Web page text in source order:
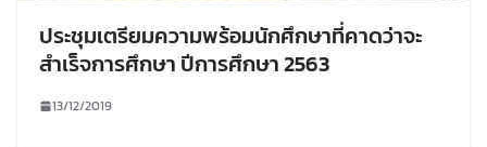
ประชุมเตรียมความพร้อมนักศึกษาที่คาดว่าจะ
สำเร็จการศึกษา ปีการศึกษา 2563
13/12/2019